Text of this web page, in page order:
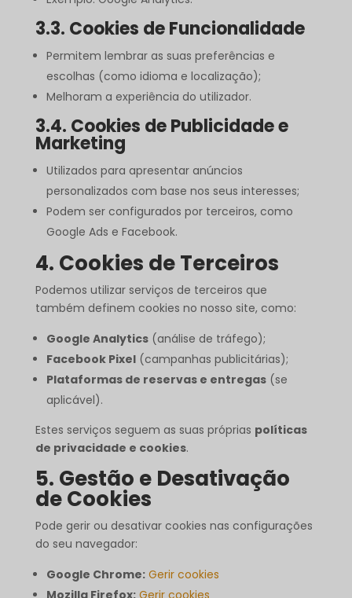
3.3. Cookies de Funcionalidade
Permitem lembrar as suas preferências e
escolhas (como idioma e localização);
Melhoram a experiência do utilizador.
3.4. Cookies de Publicidade e
Marketing
Utilizados para apresentar anúncios
personalizados com base nos seus interesses;
Podem ser configurados por terceiros, como
Google Ads e Facebook.
4. Cookies de Terceiros
Podemos utilizar serviços de terceiros que
também definem cookies no nosso site, como:
Google Analytics(análise de tráfego);
Facebook Pixel(campanhas publicitárias);
Plataformas de reservas e entregas(se
aplicável).
Estes serviços seguem as suas próprias políticas
de privacidade e cookies.
5. Gestão e Desativação
de Cookies
Pode gerir ou desativar cookies nas configurações
do seu navegador:
Google Chrome: Gerir cookies
Mozilla Firefox: Gerir cookies